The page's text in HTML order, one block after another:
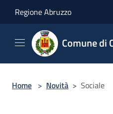
Regione Abruzzo
Comune di
Home > Novità > Sociale